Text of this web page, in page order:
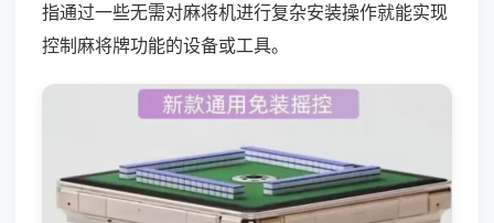
指通过一些无需对麻将机进行复杂安装操作就能实现
控制麻将牌功能的设备或工具。